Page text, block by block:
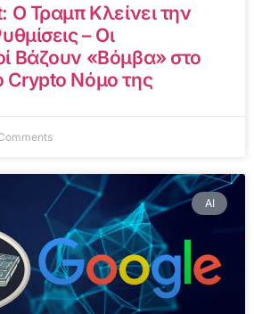
Ο Τραμπ Κλείνει την
– Οι
Βάζουν «Βόμβα» στο
Crypto Νόμο της
AI